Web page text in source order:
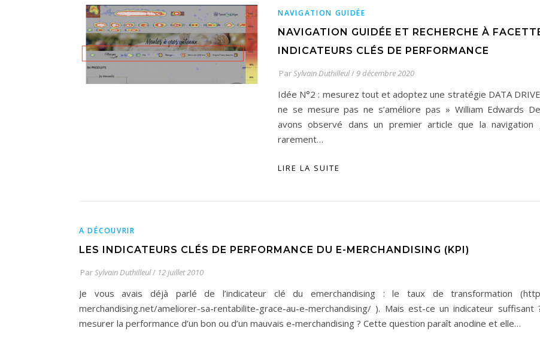
NAVIGATION GUIDÉE
NAVIGATION GUIDÉE ET RECHERCHE À
INDICATEURS CLÉS DE PERFORMANCE
ParSylvain Duthilleul/9 décembre 2020
Idée N°2 : mesurez tout et adoptez une stratégie DATA
ne se mesure pas ne s’améliore pas » William Edwards
avons observé dans un premier article que la navigation
rarement…
LIRE LA SUITE
A DÉCOUVRIR
LES INDICATEURS CLÉS DE PERFORMANCE DU E-MERCHANDISING (KPI)
ParSylvain Duthilleul/ 12 juillet 2010
Je vous avais déjà parlé de l’indicateur clé du emerchandising : le taux de transformation
merchandising.net/ameliorer-sa-rentabilite-grace-au-e-merchandising/ ). Mais est-ce un indicateur suffisant
mesurer la performance d’un bon ou d’un mauvais e-merchandising ? Cette question paraît anodine et elle…